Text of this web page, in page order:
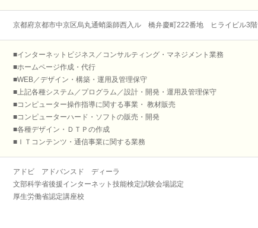
京都府京都市中京区烏丸通蛸薬師西入ル 橋弁慶町222番地 ヒライビル3階
■インターネットビジネス／コンサルティング・マネジメント業務
■ホームページ作成・代行
■WEB／デザイン・構築・運用及管理保守
■上記各種システム／プログラム／設計・開発・運用及管理保守
■コンピューター操作指導に関する事業・ 教材販売
■コンピューターハード・ソフトの販売・開発
■各種デザイン・ＤＴＰの作成
■ＩＴコンテンツ・通信事業に関する業務
アドビ アドバンスド ディーラ
文部科学省後援インターネット技能検定試験会場認定
厚生労働省認定講座校